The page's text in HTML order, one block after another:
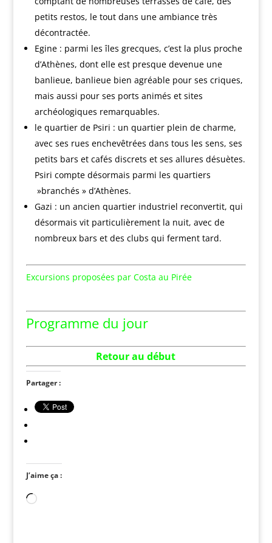
petits restos, le tout dans une ambiance très
décontractée.
Egine : parmi les îles grecques, c’est la plus proche
d’Athènes, dont elle est presque devenue une
banlieue, banlieue bien agréable pour ses criques,
mais aussi pour ses ports animés et sites
archéologiques remarquables.
le quartier de Psiri : un quartier plein de charme,
avec ses rues enchevêtrées dans tous les sens, ses
petits bars et cafés discrets et ses allures désuètes.
Psiri compte désormais parmi les quartiers
»branchés » d’Athènes.
Gazi : un ancien quartier industriel reconvertit, qui
désormais vit particulièrement la nuit, avec de
nombreux bars et des clubs qui ferment tard.
Excursions proposées par Costa au Pirée
Programme du jour
Retour au début
Partager :
J’aime ça :
Chargement…